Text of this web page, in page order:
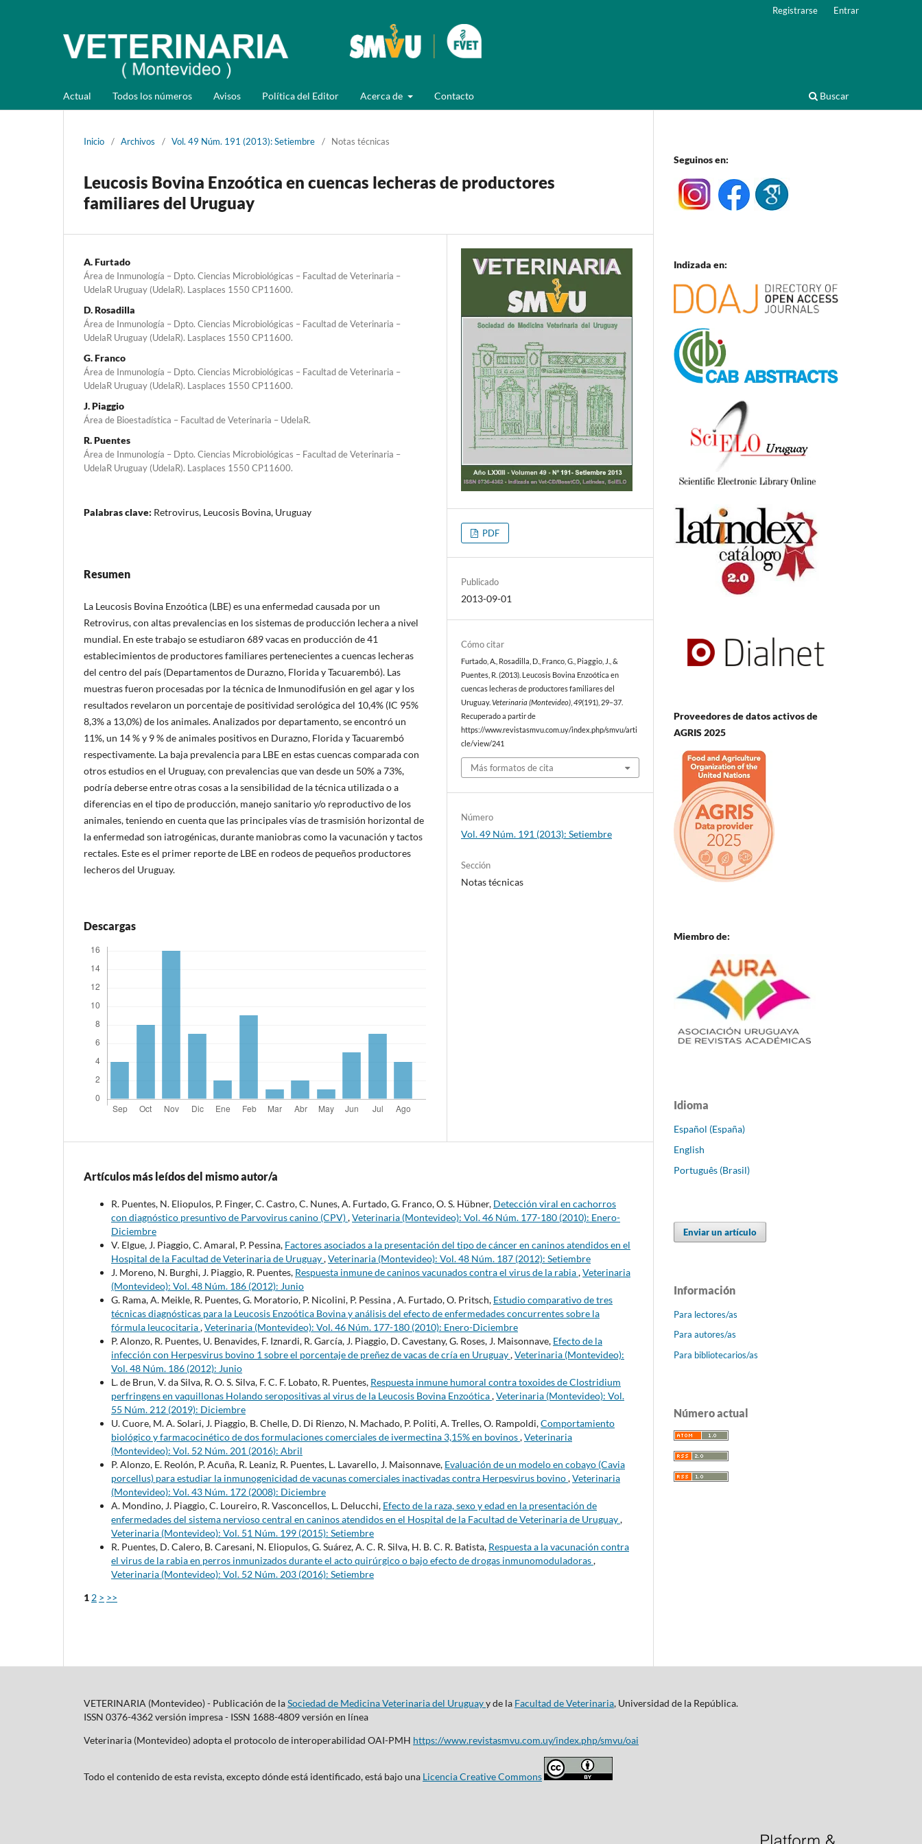
Actual Todos los números Avisos Política del Editor Acerca de Contacto Buscar
Registrarse Entrar
Inicio / Archivos / Vol. 49 Núm. 191 (2013): Setiembre / Notas técnicas
Leucosis Bovina Enzoótica en cuencas lecheras de productores
familiares del Uruguay
A. Furtado
Área de Inmunología – Dpto. Ciencias Microbiológicas – Facultad de Veterinaria –
UdelaR Uruguay (UdelaR). Lasplaces 1550 CP11600.
D. Rosadilla
Área de Inmunología – Dpto. Ciencias Microbiológicas – Facultad de Veterinaria –
UdelaR Uruguay (UdelaR). Lasplaces 1550 CP11600.
G. Franco
Área de Inmunología – Dpto. Ciencias Microbiológicas – Facultad de Veterinaria –
UdelaR Uruguay (UdelaR). Lasplaces 1550 CP11600.
J. Piaggio
Área de Bioestadística – Facultad de Veterinaria – UdelaR.
R. Puentes
Área de Inmunología – Dpto. Ciencias Microbiológicas – Facultad de Veterinaria –
UdelaR Uruguay (UdelaR). Lasplaces 1550 CP11600.
Palabras clave: Retrovirus, Leucosis Bovina, Uruguay
Resumen
La Leucosis Bovina Enzoótica (LBE) es una enfermedad causada por un
Retrovirus, con altas prevalencias en los sistemas de producción lechera a nivel
mundial. En este trabajo se estudiaron 689 vacas en producción de 41
establecimientos de productores familiares pertenecientes a cuencas lecheras
del centro del país (Departamentos de Durazno, Florida y Tacuarembó). Las
muestras fueron procesadas por la técnica de Inmunodifusión en gel agar y los
resultados revelaron un porcentaje de positividad serológica del 10,4% (IC 95%
8,3% a 13,0%) de los animales. Analizados por departamento, se encontró un
11%, un 14 % y 9 % de animales positivos en Durazno, Florida y Tacuarembó
respectivamente. La baja prevalencia para LBE en estas cuencas comparada con
otros estudios en el Uruguay, con prevalencias que van desde un 50% a 73%,
podría deberse entre otras cosas a la sensibilidad de la técnica utilizada o a
diferencias en el tipo de producción, manejo sanitario y/o reproductivo de los
animales, teniendo en cuenta que las principales vías de trasmisión horizontal de
la enfermedad son iatrogénicas, durante maniobras como la vacunación y tactos
rectales. Este es el primer reporte de LBE en rodeos de pequeños productores
lecheros del Uruguay.
Descargas
PDF
Publicado
2013-09-01
Cómo citar
Furtado, A., Rosadilla, D., Franco, G., Piaggio, J., &
Puentes, R. (2013). Leucosis Bovina Enzoótica en
cuencas lecheras de productores familiares del
Uruguay.Veterinaria (Montevideo) ,49(191), 29–37.
Recuperado a partir de
https://www.revistasmvu.com.uy/index.php/smvu/arti
cle/view/241
Más formatos de cita
Número
Vol. 49 Núm. 191 (2013): Setiembre
Sección
Notas técnicas
Artículos más leídos del mismo autor/a
R. Puentes, N. Eliopulos, P. Finger, C. Castro, C. Nunes, A. Furtado, G. Franco, O. S. Hübner, Detección viral en cachorros
con diagnóstico presuntivo de Parvovirus canino (CPV),Veterinaria (Montevideo): Vol. 46 Núm. 177-180 (2010): Enero-
Diciembre
V. Elgue, J. Piaggio, C. Amaral, P. Pessina, Factores asociados a la presentación del tipo de cáncer en caninos atendidos en el
Hospital de la Facultad de Veterinaria de Uruguay,Veterinaria (Montevideo): Vol. 48 Núm. 187 (2012): Setiembre
J. Moreno, N. Burghi, J. Piaggio, R. Puentes, Respuesta inmune de caninos vacunados contra el virus de la rabia,Veterinaria
(Montevideo): Vol. 48 Núm. 186 (2012): Junio
G. Rama, A. Meikle, R. Puentes, G. Moratorio, P. Nicolini, P. Pessina , A. Furtado, O. Pritsch, Estudio comparativo de tres
técnicas diagnósticas para la Leucosis Enzoótica Bovina y análisis del efecto de enfermedades concurrentes sobre la
fórmula leucocitaria,Veterinaria (Montevideo): Vol. 46 Núm. 177-180 (2010): Enero-Diciembre
P. Alonzo, R. Puentes, U. Benavides, F. Iznardi, R. García, J. Piaggio, D. Cavestany, G. Roses, J. Maisonnave, Efecto de la
infección con Herpesvirus bovino 1 sobre el porcentaje de preñez de vacas de cría en Uruguay,Veterinaria (Montevideo):
Vol. 48 Núm. 186 (2012): Junio
L. de Brun, V. da Silva, R. O. S. Silva, F. C. F. Lobato, R. Puentes, Respuesta inmune humoral contra toxoides de Clostridium
perfringens en vaquillonas Holando seropositivas al virus de la Leucosis Bovina Enzoótica,Veterinaria (Montevideo): Vol.
55 Núm. 212 (2019): Diciembre
U. Cuore, M. A. Solari, J. Piaggio, B. Chelle, D. Di Rienzo, N. Machado, P. Politi, A. Trelles, O. Rampoldi,Comportamiento
biológico y farmacocinético de dos formulaciones comerciales de ivermectina 3,15% en bovinos,Veterinaria
(Montevideo): Vol. 52 Núm. 201 (2016): Abril
P. Alonzo, E. Reolón, P. Acuña, R. Leaniz, R. Puentes, L. Lavarello, J. Maisonnave, Evaluación de un modelo en cobayo (Cavia
porcellus) para estudiar la inmunogenicidad de vacunas comerciales inactivadas contra Herpesvirus bovino,Veterinaria
(Montevideo): Vol. 43 Núm. 172 (2008): Diciembre
A. Mondino, J. Piaggio, C. Loureiro, R. Vasconcellos, L. Delucchi, Efecto de la raza, sexo y edad en la presentación de
enfermedades del sistema nervioso central en caninos atendidos en el Hospital de la Facultad de Veterinaria de Uruguay,
Veterinaria (Montevideo): Vol. 51 Núm. 199 (2015): Setiembre
R. Puentes, D. Calero, B. Caresani, N. Eliopulos, G. Suárez, A. C. R. Silva, H. B. C. R. Batista, Respuesta a la vacunación contra
el virus de la rabia en perros inmunizados durante el acto quirúrgico o bajo efecto de drogas inmunomoduladoras,
Veterinaria (Montevideo): Vol. 52 Núm. 203 (2016): Setiembre
1 2 > >>
Seguinos en:
Indizada en:
Proveedores de datos activos de
AGRIS 2025
Miembro de:
Idioma
Español (España)
English
Português (Brasil)
Enviar un artículo
Información
Para lectores/as
Para autores/as
Para bibliotecarios/as
Número actual
VETERINARIA (Montevideo) - Publicación de laSociedad de Medicina Veterinaria del Uruguayy de la Facultad de Veterinaria, Universidad de la República.
ISSN 0376-4362 versión impresa - ISSN 1688-4809 versión en línea
Veterinaria (Montevideo) adopta el protocolo de interoperabilidad OAI-PMH https://www.revistasmvu.com.uy/index.php/smvu/oai
Todo el contenido de esta revista, excepto dónde está identificado, está bajo una Licencia Creative Commons